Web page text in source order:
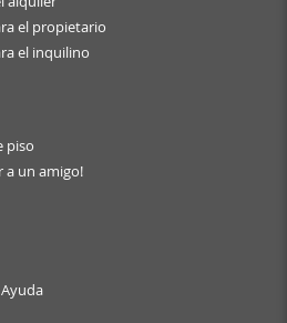
el propietario
el inquilino
piso
a un amigo!